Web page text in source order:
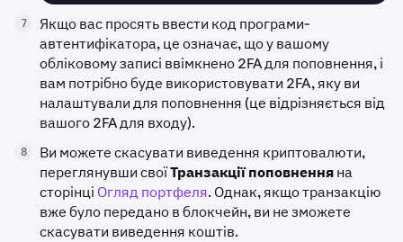
7
Якщо вас просять ввести код програми-
автентифікатора, це означає, що у вашому
обліковому записі ввімкнено 2FA для поповнення, і
вам потрібно буде використовувати 2FA, яку ви
налаштували для поповнення (це відрізняється від
вашого 2FA для входу).
8
Ви можете скасувати виведення криптовалюти,
переглянувши своїТранзакції поповненняна
сторінці Огляд портфеля. Однак, якщо транзакцію
вже було передано в блокчейн, ви не зможете
скасувати виведення коштів.